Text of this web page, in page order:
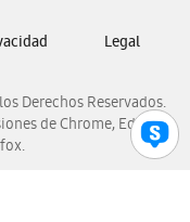
Derechos Reservados.
de Chrome, Edge,
Legal